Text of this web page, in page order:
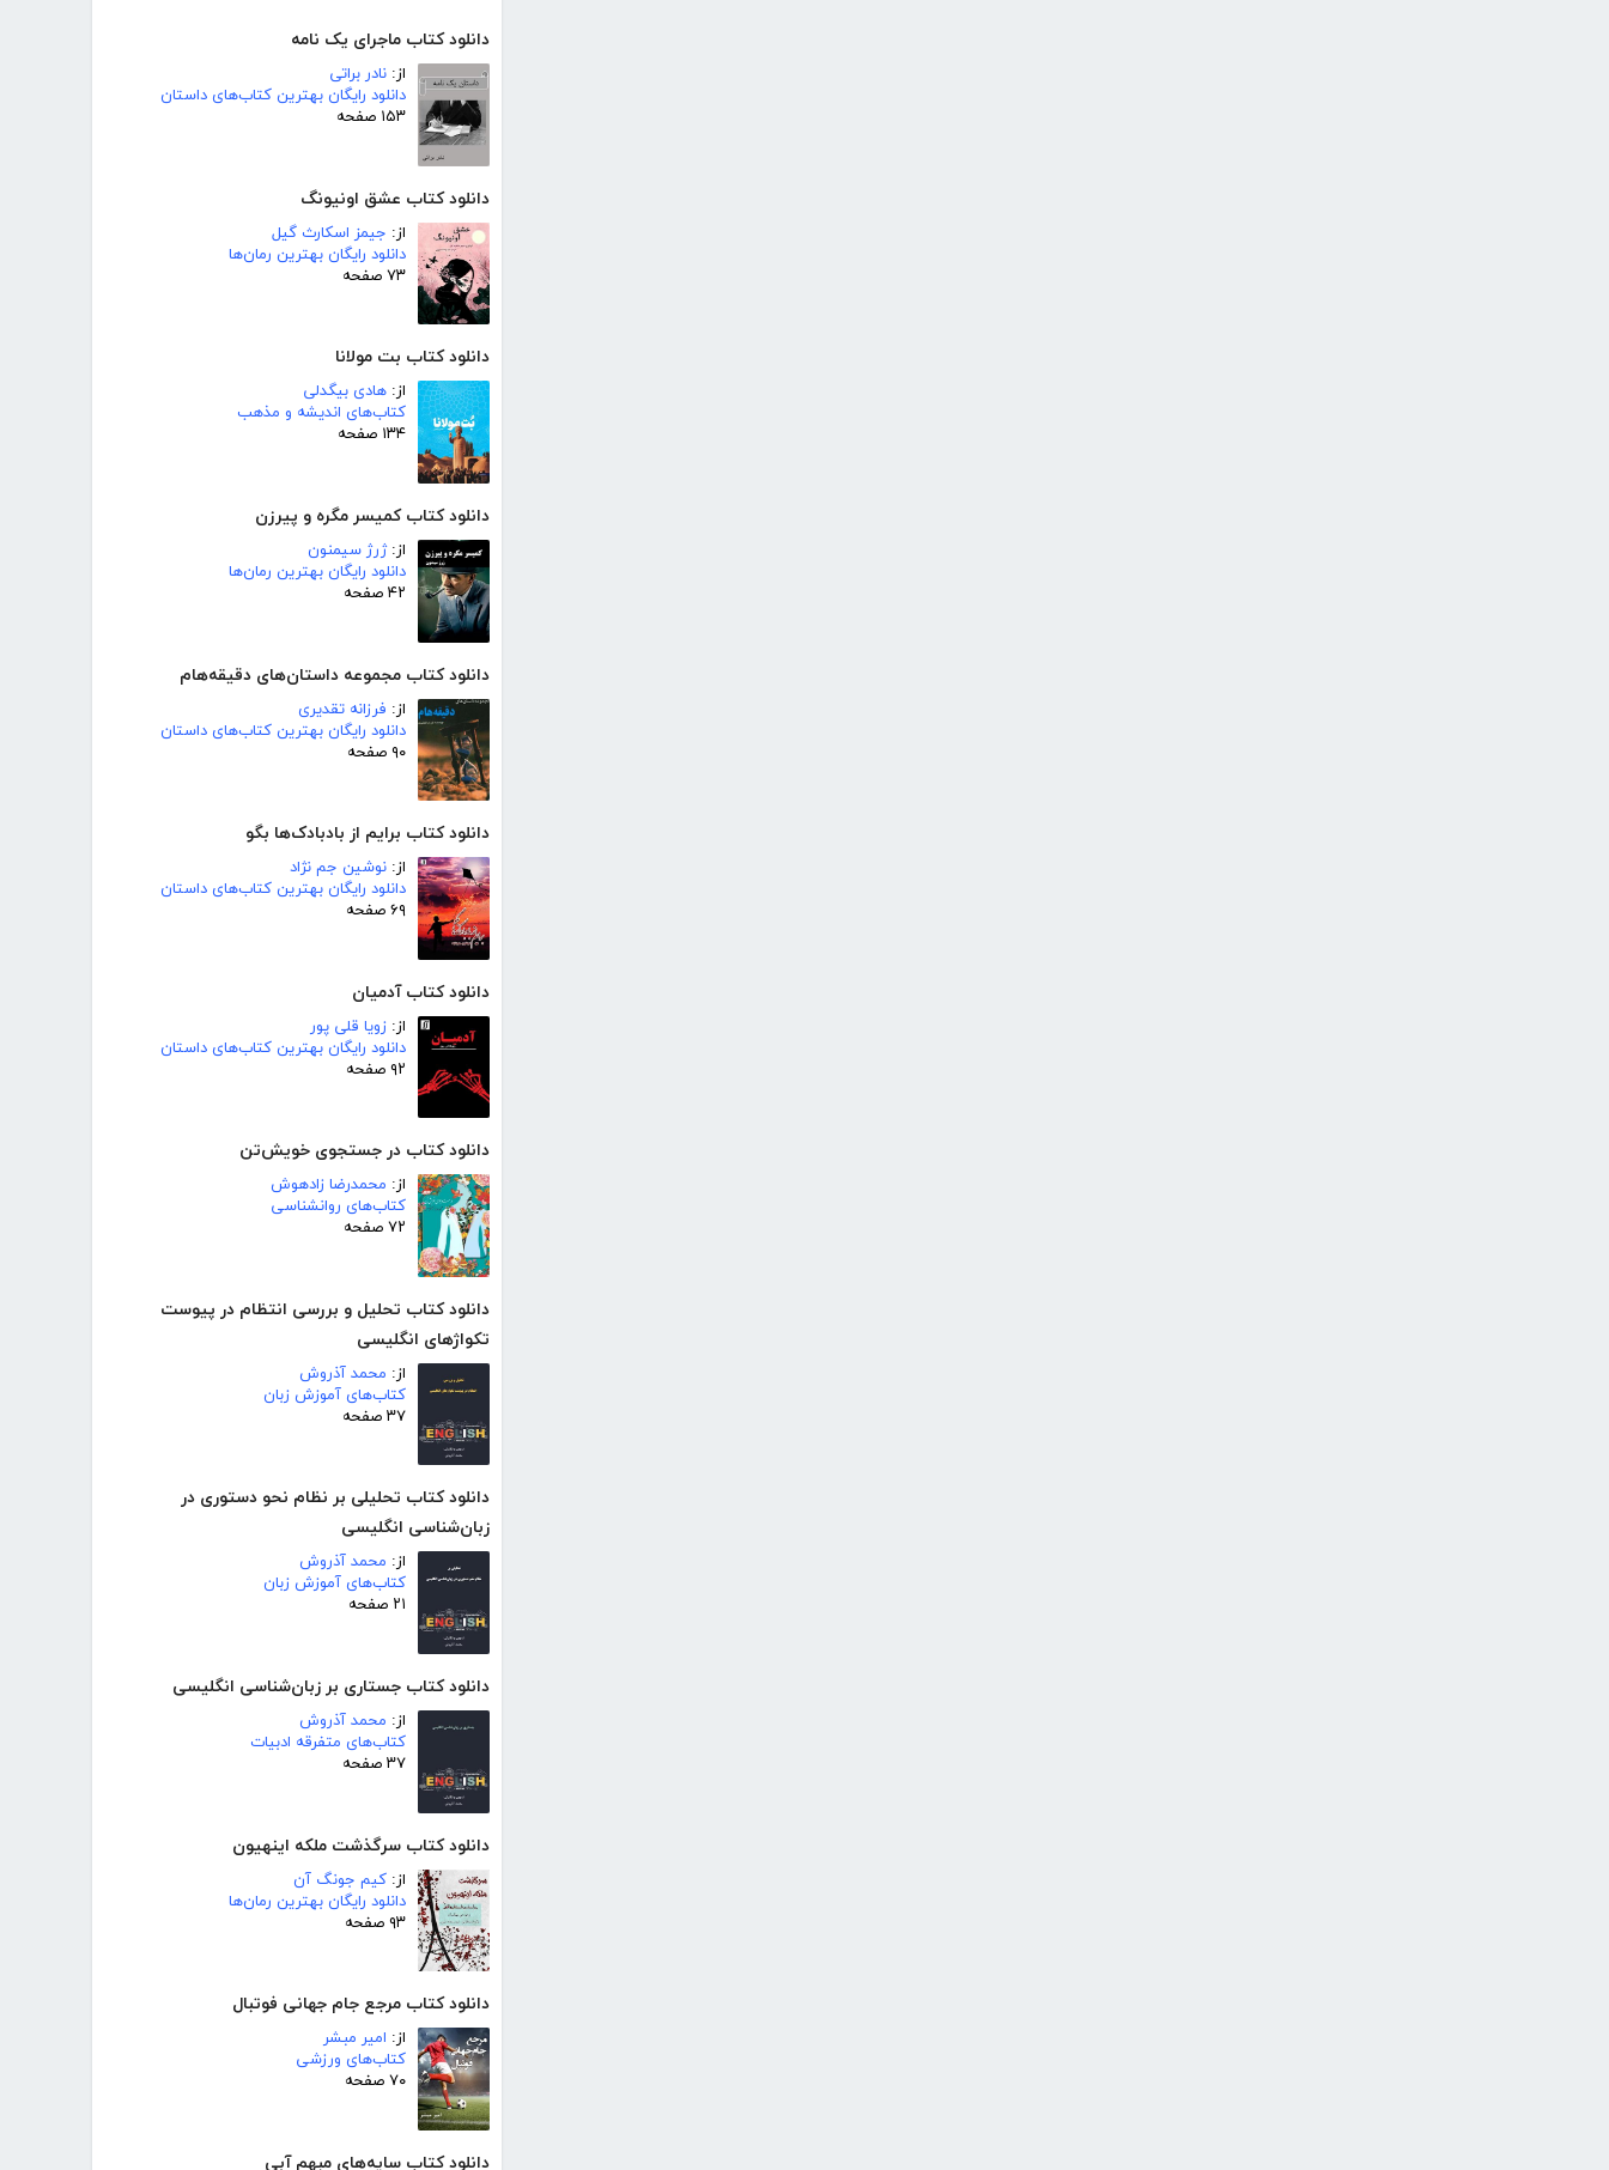
دانلود کتاب ماجرای یک نامه
از: نادر براتی
دانلود رایگان بهترین کتاب‌های داستان
۱۵۳ صفحه
دانلود کتاب عشق اونیونگ
از: جیمز اسکارث گیل
دانلود رایگان بهترین رمان‌ها
۷۳ صفحه
دانلود کتاب بت مولانا
از: هادی بیگدلی
کتاب‌های اندیشه و مذهب
۱۳۴ صفحه
دانلود کتاب کمیسر مگره و پیرزن
از:ژرژ سیمنون
دانلود رایگان بهترین رمان‌ها
۴۲ صفحه
دانلود کتاب مجموعه داستان‌های دقیقه‌هام
از: فرزانه تقدیری
دانلود رایگان بهترین کتاب‌های داستان
۹۰ صفحه
دانلود کتاب برایم از بادبادک‌ها بگو
از: نوشین جم نژاد
دانلود رایگان بهترین کتاب‌های داستان
۶۹ صفحه
دانلود کتاب آدمیان
از: زویا قلی پور
دانلود رایگان بهترین کتاب‌های داستان
۹۲ صفحه
دانلود کتاب در جستجوی خویش‌تن
از: محمدرضا زادهوش
کتاب‌های روانشناسی
۷۲ صفحه
دانلود کتاب تحلیل و بررسی انتظام در پیوست
تکواژهای انگلیسی
از: محمد آذروش
کتاب‌های آموزش زبان
۳۷ صفحه
دانلود کتاب تحلیلی بر نظام نحو دستوری در
زبان‌شناسی انگلیسی
از: محمد آذروش
کتاب‌های آموزش زبان
۲۱ صفحه
دانلود کتاب جستاری بر زبان‌شناسی انگلیسی
از: محمد آذروش
کتاب‌های متفرقه ادبیات
۳۷ صفحه
دانلود کتاب سرگذشت ملکه اینهیون
از: کیم جونگ آن
دانلود رایگان بهترین رمان‌ها
۹۳ صفحه
دانلود کتاب مرجع جام جهانی فوتبال
از: امیر مبشر
کتاب‌های ورزشی
۷۰ صفحه
دانلود کتاب سایه‌های مبهم آبی